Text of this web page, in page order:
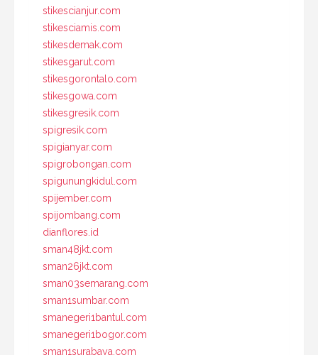
stikescianjur.com
stikesciamis.com
stikesdemak.com
stikesgarut.com
stikesgorontalo.com
stikesgowa.com
stikesgresik.com
spigresik.com
spigianyar.com
spigrobongan.com
spigunungkidul.com
spijember.com
spijombang.com
dianflores.id
sman48jkt.com
sman26jkt.com
sman03semarang.com
sman1sumbar.com
smanegeri1bantul.com
smanegeri1bogor.com
sman1surabaya.com